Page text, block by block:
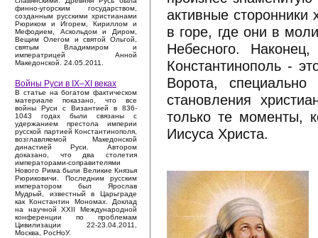
финно-угорским государством,
созданным русскими христианами
Рюриком и Игорем, Кириллом и
Мефодием, Аскольдом и Диром,
Вещим Олегом и святой Ольгой,
святым Владимиром и
императрицей Анной
Македонской. 24.05.2011.
Войны Руси в IX–XI веках
В статье на богатом фактическом
материале показано, что все
войны Руси с Византией в 836-
1043 годах были связаны с
удержанием престола империи
русской партией Константинополя,
возглавляемой Македонской
династией Руси. Автором
доказано, что два столетия
императорами-соправителями
Нового Рима были Великие Князья
Рюриковичи. Последним русским
императором был Ярослав
Мудрый, известный в Царьграде
как Константин Мономах. Доклад
на научной XXII Международной
конференции по проблемам
Цивилизации 22-23.04.2011,
Москва, РосНоУ.
активные
в горе, где они в
Небесного.
Константинополь -
Ворота,
становления
только те моменты,
Иисуса Христа.